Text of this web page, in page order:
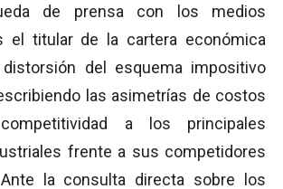
de prensa con los medios
el titular de la cartera económica
del esquema impositivo
las asimetrías de costos
a los principales
frente a sus competidores
la consulta directa sobre los